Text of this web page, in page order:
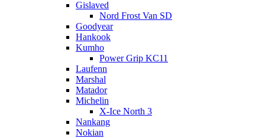
Gislaved
Nord Frost Van SD
Goodyear
Hankook
Kumho
Power Grip KC11
Laufenn
Marshal
Matador
Michelin
X-Ice North 3
Nankang
Nokian